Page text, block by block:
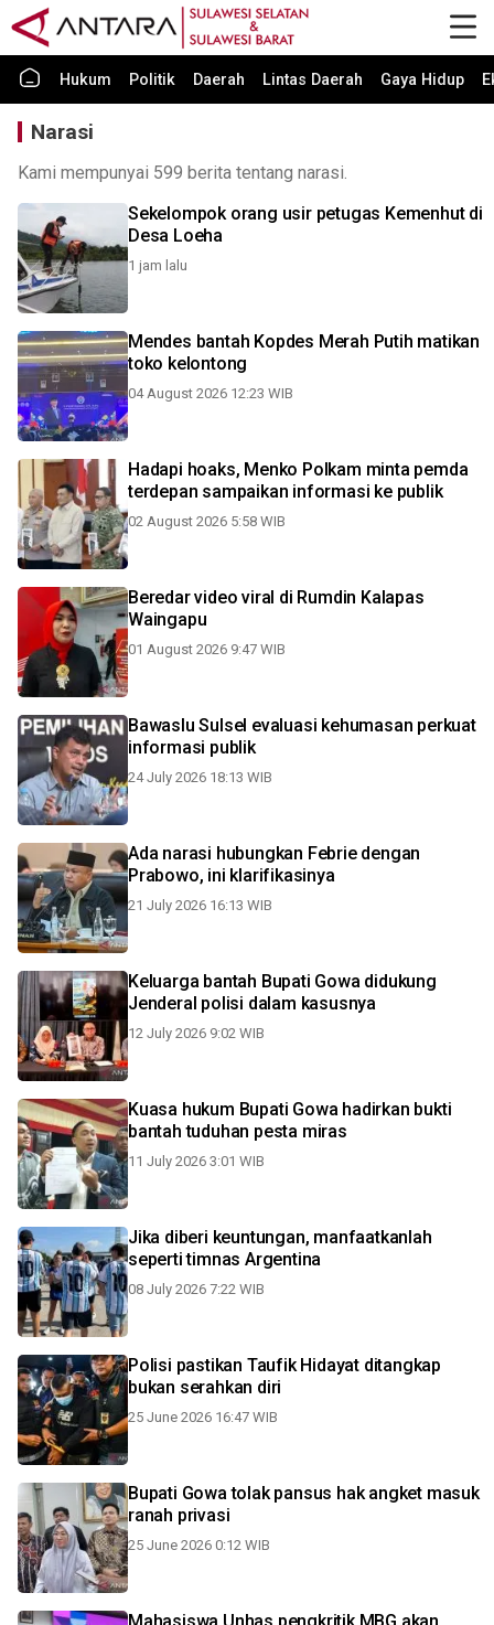
Hukum Politik Daerah Lintas Daerah Gaya Hidup
Narasi
Kami mempunyai 599 berita tentang narasi.
Sekelompok orang usir petugas Kemenhut di
Desa Loeha
1 jam lalu
Mendes bantah Kopdes Merah Putih matikan
toko kelontong
04 August 2026 12:23 WIB
Hadapi hoaks, Menko Polkam minta pemda
terdepan sampaikan informasi ke publik
02 August 2026 5:58 WIB
Beredar video viral di Rumdin Kalapas
Waingapu
01 August 2026 9:47 WIB
Bawaslu Sulsel evaluasi kehumasan perkuat
informasi publik
24 July 2026 18:13 WIB
Ada narasi hubungkan Febrie dengan
Prabowo, ini klarifikasinya
21 July 2026 16:13 WIB
Keluarga bantah Bupati Gowa didukung
Jenderal polisi dalam kasusnya
12 July 2026 9:02 WIB
Kuasa hukum Bupati Gowa hadirkan bukti
bantah tuduhan pesta miras
11 July 2026 3:01 WIB
Jika diberi keuntungan, manfaatkanlah
seperti timnas Argentina
08 July 2026 7:22 WIB
Polisi pastikan Taufik Hidayat ditangkap
bukan serahkan diri
25 June 2026 16:47 WIB
Bupati Gowa tolak pansus hak angket masuk
ranah privasi
25 June 2026 0:12 WIB